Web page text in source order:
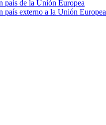
país de la Unión Europea
país externo a la Unión Europea